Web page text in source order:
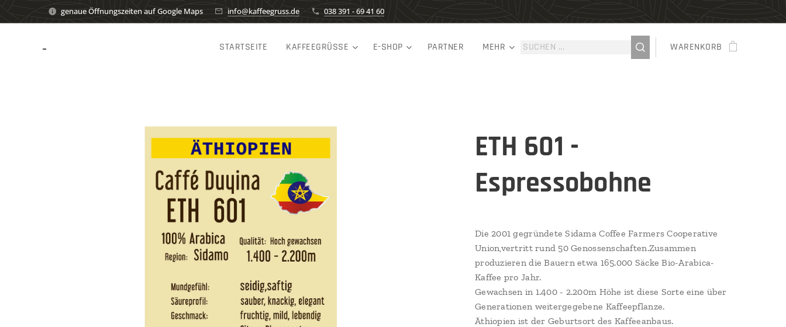
genaue Öffnungszeiten auf Google Maps info@kaffeegruss.de 038 391 - 69 41 60
- STARTSEITE KAFFEEGRÜSSE E-SHOP PARTNER MEHR WARENKORB
ETH 601 -
Espressobohne
Die 2001 gegründete Sidama Coffee Farmers Cooperative
Union,vertritt rund 50 Genossenschaften.Zusammen
produzieren die Bauern etwa 165.000 Säcke Bio-Arabica-
Kaffee pro Jahr.
Gewachsen in 1.400 - 2.200m Höhe ist diese Sorte eine über
Generationen weitergegebene Kaffeepflanze.
Äthiopien ist der Geburtsort des Kaffeeanbaus.